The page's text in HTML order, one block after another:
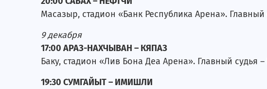
Масазыр, стадион «Банк Республика Арена». Главный
9 декабря
17:00 АРАЗ-НАХЧЫВАН – КЯПАЗ
Баку, стадион «Лив Бона Деа Арена». Главный судья
19:30 СУМГАЙЫТ – ИМИШЛИ